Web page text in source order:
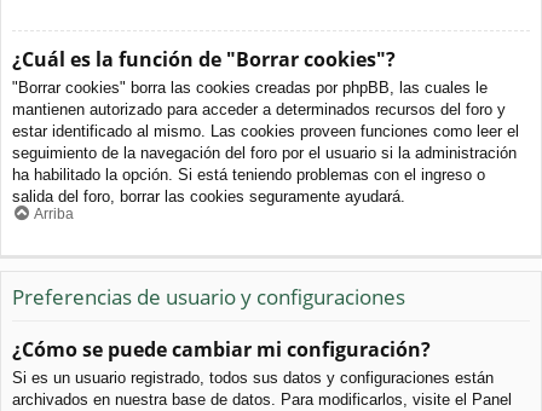
¿Cuál es la función de "Borrar cookies"?
"Borrar cookies" borra las cookies creadas por phpBB, las cuales le
mantienen autorizado para acceder a determinados recursos del foro y
estar identificado al mismo. Las cookies proveen funciones como leer el
seguimiento de la navegación del foro por el usuario si la administración
ha habilitado la opción. Si está teniendo problemas con el ingreso o
salida del foro, borrar las cookies seguramente ayudará.
Arriba
Preferencias de usuario y configuraciones
¿Cómo se puede cambiar mi configuración?
Si es un usuario registrado, todos sus datos y configuraciones están
archivados en nuestra base de datos. Para modificarlos, visite el Panel